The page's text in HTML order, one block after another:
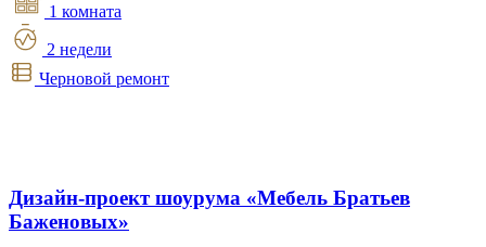
1 комната
2 недели
Черновой ремонт
Дизайн-проект шоурума «Мебель Братьев
Баженовых»